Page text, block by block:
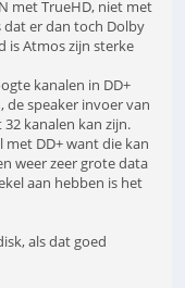
met TrueHD, niet met
dat er dan toch Dolby
is Atmos zijn sterke
kanalen in DD+
de speaker invoer van
kanalen kan zijn.
DD+ want die kan
weer zeer grote data
aan hebben is het
als dat goed